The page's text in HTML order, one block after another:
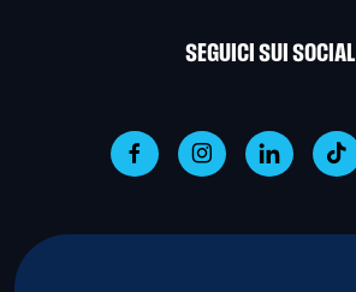
SEGUICI SUI SOCIAL